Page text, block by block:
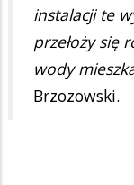
instalacji te
przełoży się
wody
Brzozowski.